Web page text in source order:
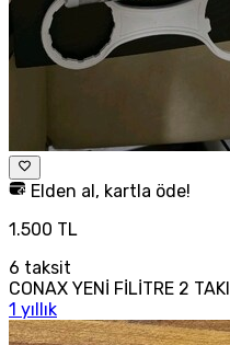
Elden al, kartla öde!
1.500 TL
6 taksit
CONAX YENİ FİLİTRE 2
1 yıllık